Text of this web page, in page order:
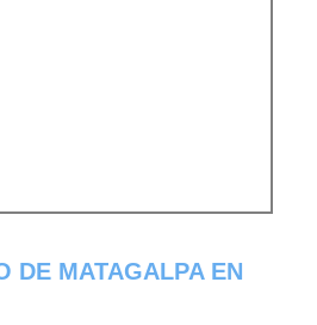
DE MATAGALPA EN